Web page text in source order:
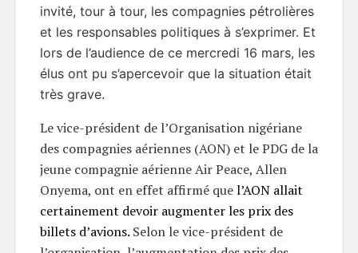
invité, tour à tour, les compagnies pétrolières
et les responsables politiques à s’exprimer. Et
lors de l’audience de ce mercredi 16 mars, les
élus ont pu s’apercevoir que la situation était
très grave.
Le vice-président de l’Organisation nigériane
des compagnies aériennes (AON) et le PDG de la
jeune compagnie aérienne Air Peace, Allen
Onyema, ont en effet affirmé quel’AON allait
certainement devoir augmenter les prix des
billets d’avions. Selon le vice-président de